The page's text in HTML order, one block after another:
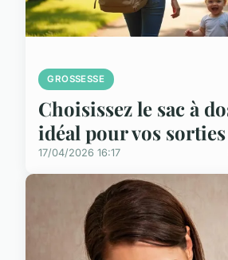
GROSSESSE
Choisissez le sac à
idéal pour vos sorties
17/04/2026 16:17